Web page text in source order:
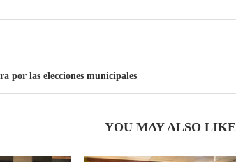
por las elecciones municipales
YOU MAY ALSO LIKE